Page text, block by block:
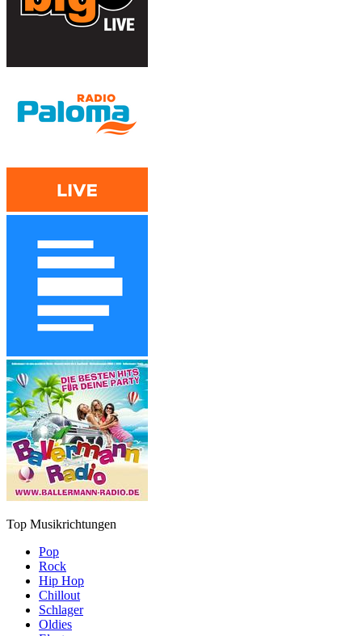
Top Musikrichtungen
Pop
Rock
Hip Hop
Chillout
Schlager
Oldies